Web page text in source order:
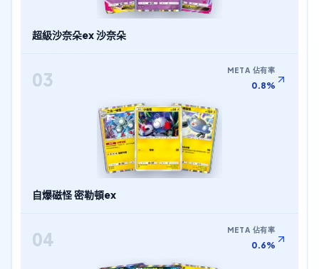
超級沙奈朵ex 沙奈朵
03 META 佔有率
0.8%
自爆磁怪 密勒頓ex
04 META 佔有率
0.6%